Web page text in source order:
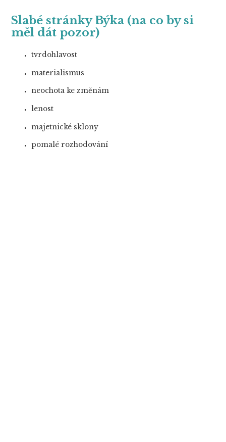
Slabé stránky Býka (na co by si
měl dát pozor)
tvrdohlavost
materialismus
neochota ke změnám
lenost
majetnické sklony
pomalé rozhodování